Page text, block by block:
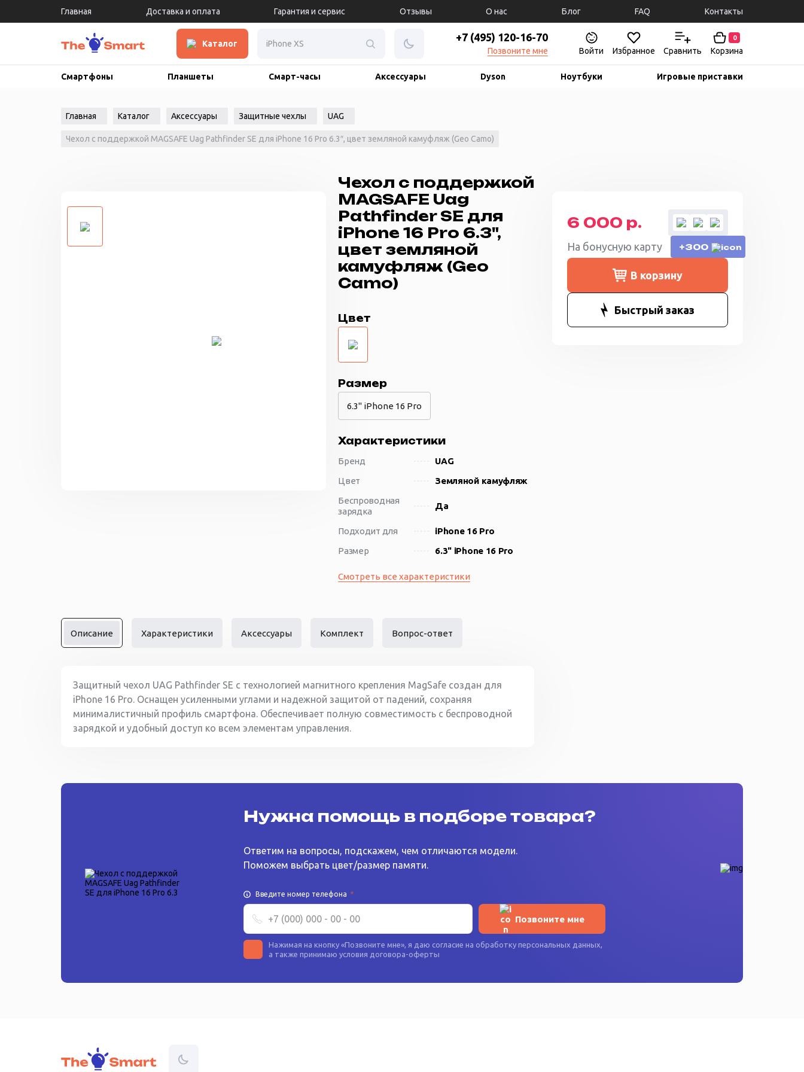
Главная Доставка и оплата Гарантия и сервис Отзывы О нас Блог FAQ Контакты
Каталог
+7 (495) 120-16-70
Позвоните мне Войти Избранное Сравнить
0
Корзина
Смартфоны Планшеты Смарт-часы Аксессуары Dyson Ноутбуки Игровые приставки
Главная Каталог Аксессуары Защитные чехлы UAG
Чехол с поддержкой MAGSAFE Uag Pathfinder SE для iPhone 16 Pro 6.3″, цвет земляной камуфляж (Geo Camo)
Чехол с поддержкой
MAGSAFE Uag
Pathfinder SE для
iPhone 16 Pro 6.3",
цвет земляной
камуфляж (Geo
Camo)
Цвет
Размер
6.3" iPhone 16 Pro
Характеристики
Бренд
UAG
Цвет
Земляной камуфляж
Беспроводная
зарядка
Да
Подходит для
iPhone 16 Pro
Размер
6.3" iPhone 16 Pro
Смотреть все характеристики
На бонусную карту +300
В корзину
Быстрый заказ
Описание Характеристики Аксессуары Комплект Вопрос-ответ
Защитный чехол UAG Pathfinder SE с технологией магнитного крепления MagSafe создан для
iPhone 16 Pro. Оснащен усиленными углами и надежной защитой от падений, сохраняя
минималистичный профиль смартфона. Обеспечивает полную совместимость с беспроводной
зарядкой и удобный доступ ко всем элементам управления.
Нужна помощь в подборе товара?
Ответим на вопросы, подскажем, чем отличаются модели.
Поможем выбрать цвет/размер памяти.
Введите номер телефона *
Позвоните мне
Нажимая на кнопку «Позвоните мне», я даю согласие на обработку персональных данных,
а также принимаю условия договора-оферты